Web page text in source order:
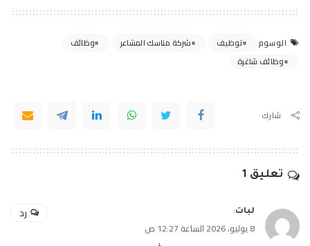
الوسوم توظيف شركة مناسك المشاعر
وظائف
وظائف شاغرة
شارك
تعليق 1
لبات:
8 يوليو، 2026 الساعة 12:27 ص
رد